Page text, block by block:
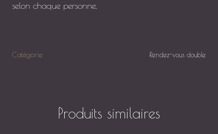
selon chaque personne.
Catégorie Rendez-vous double
Produits similaires